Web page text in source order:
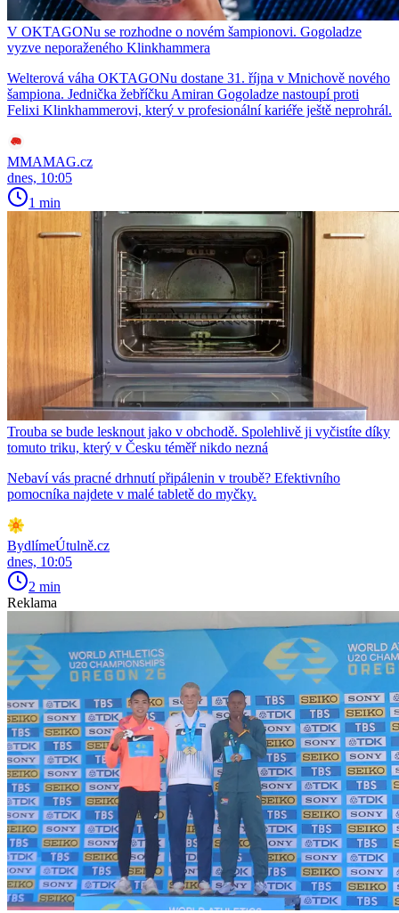
V OKTAGONu se rozhodne o novém šampionovi. Gogoladze
vyzve neporaženého Klinkhammera
Welterová váha OKTAGONu dostane 31. října v Mnichově nového
šampiona. Jednička žebříčku Amiran Gogoladze nastoupí proti
Felixi Klinkhammerovi, který v profesionální kariéře ještě neprohrál.
MMAMAG.cz
dnes, 10:05
1 min
Trouba se bude lesknout jako v obchodě. Spolehlivě ji vyčistíte díky
tomuto triku, který v Česku téměř nikdo nezná
Nebaví vás pracné drhnutí připálenin v troubě? Efektivního
pomocníka najdete v malé tabletě do myčky.
BydlímeÚtulně.cz
dnes, 10:05
2 min
Reklama